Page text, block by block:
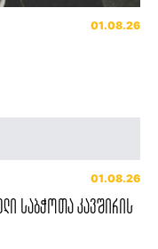
01.08.26
01.08.26
საბჭოთა კავშირის